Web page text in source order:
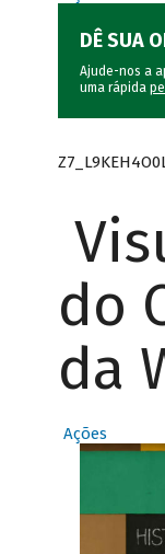
DÊ SUA
Ajude-nos a
uma rápida
do
da
Ações